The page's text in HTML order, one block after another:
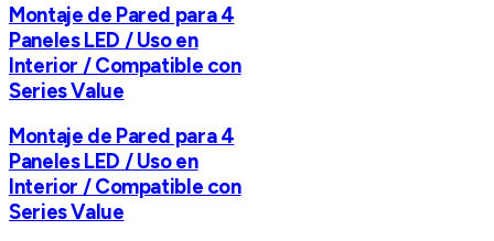
Montaje de Pared para 4
Paneles LED / Uso en
Interior / Compatible con
Series Value
Montaje de Pared para 4
Paneles LED / Uso en
Interior / Compatible con
Series Value